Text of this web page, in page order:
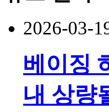
2026-03-
베이징
내 상량